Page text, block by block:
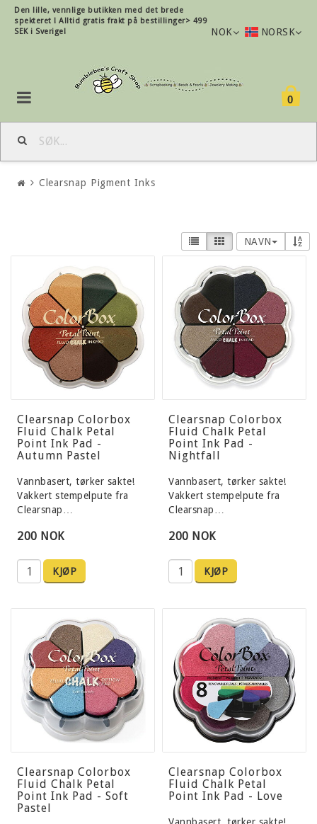
Den lille, vennlige butikken med det brede
spekteret ! Alltid gratis frakt på bestillinger> 499
SEK i Sverige!
NOK NORSK
0
Clearsnap Pigment Inks
NAVN
Clearsnap Colorbox
Fluid Chalk Petal
Point Ink Pad -
Autumn Pastel
Vannbasert, tørker sakte!
Vakkert stempelpute fra
Clearsnap…
200 NOK
KJØP
Clearsnap Colorbox
Fluid Chalk Petal
Point Ink Pad -
Nightfall
Vannbasert, tørker sakte!
Vakkert stempelpute fra
Clearsnap…
200 NOK
KJØP
Clearsnap Colorbox
Fluid Chalk Petal
Point Ink Pad - Soft
Pastel
Clearsnap Colorbox
Fluid Chalk Petal
Point Ink Pad - Love